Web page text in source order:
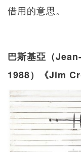
借用的意思。
巴斯基亞（
1988）《Jim